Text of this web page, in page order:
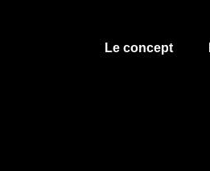
Le concept